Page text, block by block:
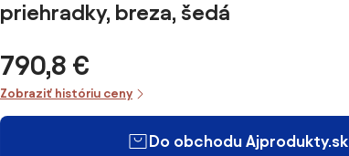
priehradky, breza, šedá
790,8 €
Zobraziť históriu ceny
Do obchodu Ajprodukty.sk